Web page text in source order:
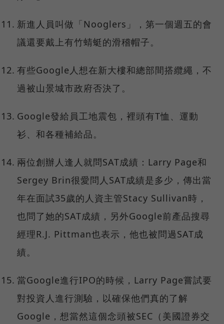
新進人員叫做「Nooglers」，第一個週五的會
議還要戴上有竹蜻蜓的滑稽帽子。
有些Google人想在新大樓和總部間搭纜繩，不
過被山景城市政府否決了。
Google發給員工地震包，裡頭有T恤、運動
衫、和各種補給品。
兩位創辦人逢人就問SAT成績：Larry Page和
Sergey Brin很愛問人SAT成績是多少，傳出當
年在面試35歲的人資主管Stacy Sullivan時，
也問了她的SAT成績，另外Google前產品搜尋
經理R.J. Pittman也表示，他也被問過SAT成
績。
當Google進行IPO的時候，Larry Page嘗試要
對投資人進行測驗，以確保他們真的了解
Google，想當然這個念頭被SEC（美國證券交